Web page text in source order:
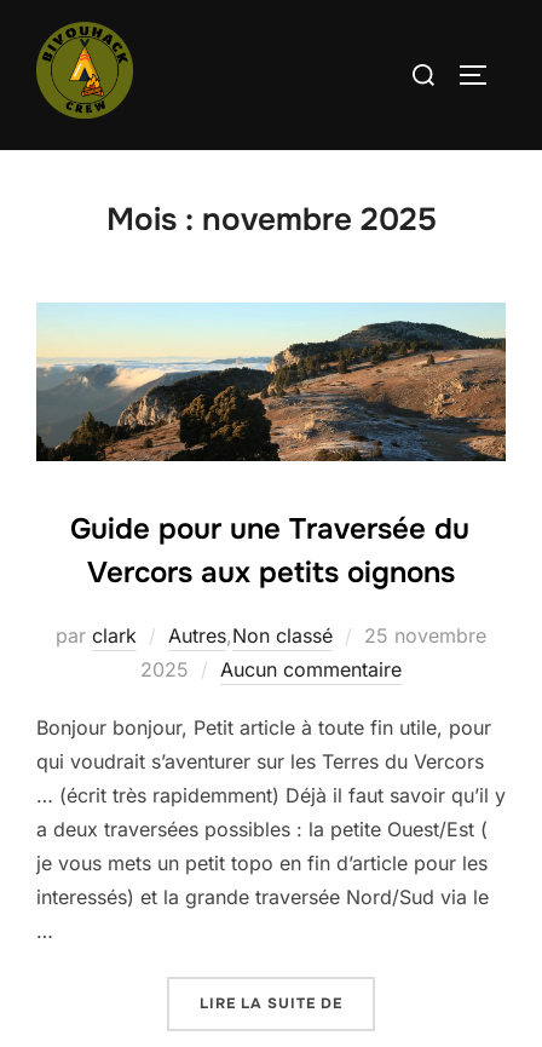
contenu
Rechercher :
Mois : novembre 2025
Guide pour une Traversée du
Vercors aux petits oignons
par clark Autres,Non classé
Publié
le
25 novembre
2025
Aucun commentaire
Bonjour bonjour, Petit article à toute fin utile, pour
qui voudrait s’aventurer sur les Terres du Vercors
… (écrit très rapidemment) Déjà il faut savoir qu’il y
a deux traversées possibles : la petite Ouest/Est (
je vous mets un petit topo en fin d’article pour les
interessés) et la grande traversée Nord/Sud via le
…
LIRE LA SUITE DE